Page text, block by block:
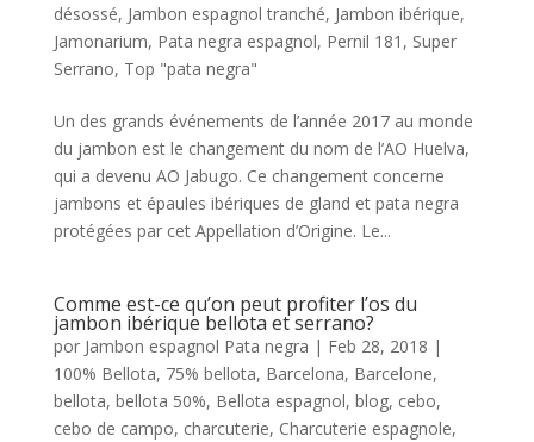
désossé, Jambon espagnol tranché, Jambon ibérique,
Jamonarium, Pata negra espagnol, Pernil 181 , Super
Serrano, Top "pata negra"
Un des grands événements de l’année 2017 au monde
du jambon est le changement du nom de l’AO Huelva,
qui a devenu AO Jabugo. Ce changement concerne
jambons et épaules ibériques de gland et pata negra
protégées par cet Appellation d’Origine. Le...
Comme est-ce qu’on peut profiter l’os du
jambon ibérique bellota et serrano?
por Jambon espagnol Pata negra | Feb 28, 2018 |
100% Bellota, 75% bellota, Barcelona, Barcelone,
bellota, bellota 50%, Bellota espagnol, blog, cebo,
cebo de campo, charcuterie, Charcuterie espagnole,